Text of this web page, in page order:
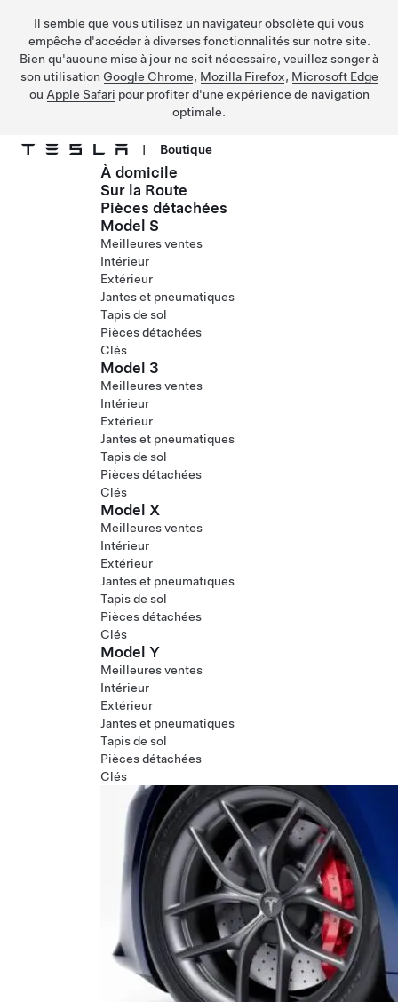
Il semble que vous utilisez un navigateur obsolète qui vous
empêche d'accéder à diverses fonctionnalités sur notre site.
Bien qu'aucune mise à jour ne soit nécessaire, veuillez songer à
son utilisation Google Chrome, Mozilla Firefox, Microsoft Edge
ou Apple Safari pour profiter d'une expérience de navigation
optimale.
Passer au contenu principal
| Boutique
À domicile
Sur la Route
Pièces détachées
Model S
Meilleures ventes
Intérieur
Extérieur
Jantes et pneumatiques
Tapis de sol
Pièces détachées
Clés
Model 3
Meilleures ventes
Intérieur
Extérieur
Jantes et pneumatiques
Tapis de sol
Pièces détachées
Clés
Model X
Meilleures ventes
Intérieur
Extérieur
Jantes et pneumatiques
Tapis de sol
Pièces détachées
Clés
Model Y
Meilleures ventes
Intérieur
Extérieur
Jantes et pneumatiques
Tapis de sol
Pièces détachées
Clés